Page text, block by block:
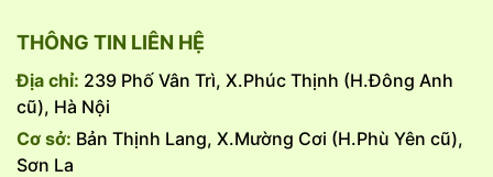
THÔNG TIN LIÊN HỆ
Địa chỉ: 239 Phố Vân Trì, X.Phúc Thịnh (H.Đông Anh
cũ), Hà Nội
Cơ sở: Bản Thịnh Lang, X.Mường Cơi (H.Phù Yên cũ),
Sơn La